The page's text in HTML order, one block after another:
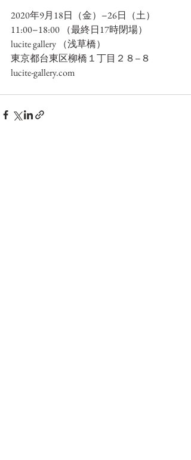
2020年9月18日（金）−26日（土）
11:00−18:00 （最終日17時閉場）
lucite gallery （浅草橋）
東京都台東区柳橋１丁目２８−８
lucite-gallery.com